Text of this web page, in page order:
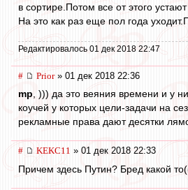
в сортире.Потом все от этого
На это как раз еще пол года
Редактировалось 01 дек 2018 22:47
# Prior» 01 дек 2018 22:36
mp, ))) да это веяния времени и у
коучей у которых цели-задачи на
рекламные права дают десятки
# KEKC11 » 01 дек 2018 22:33
Причем здесь Путин? Бред какой